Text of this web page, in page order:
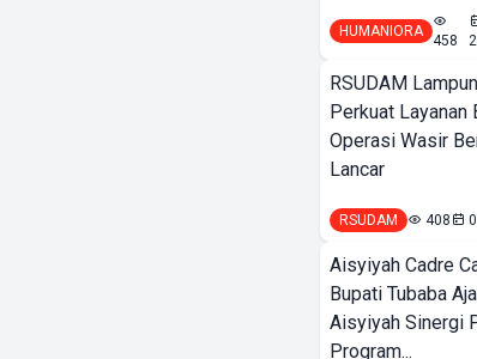
HUMANIORA
458
RSUDAM
Perkuat Layanan
Operasi Wasir
Lancar
RSUDAM 408
Aisyiyah Cadre
Bupati Tubaba
Aisyiyah Sinergi
Program...